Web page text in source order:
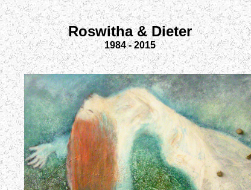
Roswitha & Dieter
1984 - 2015